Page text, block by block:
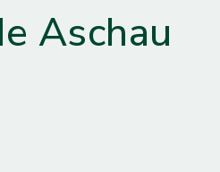
Aschau